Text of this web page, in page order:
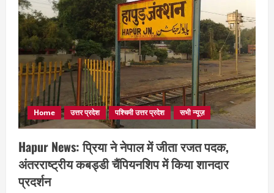
Home उत्तर प्रदेश पश्चिमी उत्तर प्रदेश सभी न्यूज़
Hapur News: प्रिया ने नेपाल में जीता रजत पदक,
अंतरराष्ट्रीय कबड्डी चैंपियनशिप में किया शानदार
प्रदर्शन